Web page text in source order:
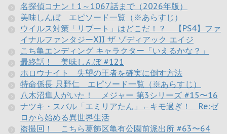
名探偵コナン！1～1067話まで（2026年版）
美味しんぼ エピソード一覧（※あらすじ）
ウイルス対策「リブート」はどこだ！？ 【PS4】ファ
イナルファンタジーXII ザ ゾディアック エイジ
こち亀エンディング キャラクター「いえるかな？」
最終話！ 美味しんぼ #121
ホロウナイト 失望の王者を確実に倒す方法
特命係長 只野仁 エピソード一覧（※あらすじ）
八木沼隼人がいた！ メジャー 第3シリーズ #15〜16
ナツキ・スバル「エミリアたん」←キモ過ぎ！ Re:ゼ
ロから始める異世界生活
盗撮回！ こちら葛飾区亀有公園前派出所 #63〜64